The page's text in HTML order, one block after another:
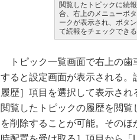
閲覧したトピックに続
合、右上のメニューボタ
ークが表示され、ボタ
て続報をチェックできる
トピック一覧画面で右上の歯
すると設定画面が表示される。
履歴］項目を選択して表示され
閲覧したトピックの履歴を閲覧
を削除することが可能。そのほ